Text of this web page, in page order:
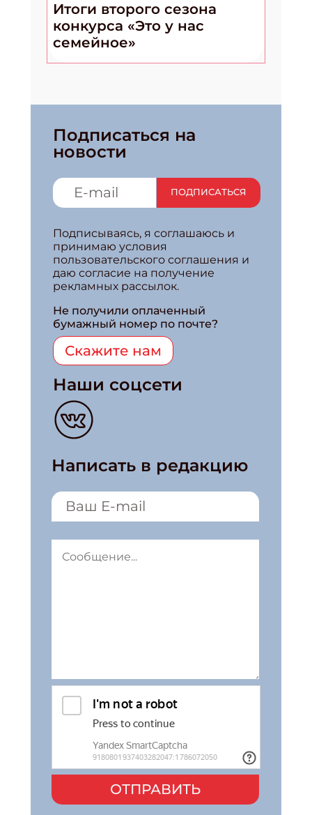
Итоги второго сезона
конкурса «Это у нас
семейное»
Подписаться на
новости
ПОДПИСАТЬСЯ
Подписываясь, я соглашаюсь и
принимаю условия
пользовательского соглашения и
даю согласие на получение
рекламных рассылок.
Не получили оплаченный
бумажный номер по почте?
Скажите нам
Наши соцсети
Написать в редакцию
ОТПРАВИТЬ